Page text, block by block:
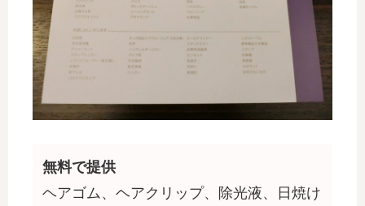
無料で提供
ヘアゴム、ヘアクリップ、除光液、日焼け